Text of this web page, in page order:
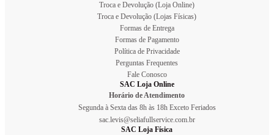
Troca e Devolução (Loja Online)
Troca e Devolução (Lojas Físicas)
Formas de Entrega
Formas de Pagamento
Política de Privacidade
Perguntas Frequentes
Fale Conosco
SAC Loja Online
Horário de Atendimento
Segunda à Sexta das 8h às 18h Exceto Feriados
sac.levis@seliafullservice.com.br
SAC Loja Física